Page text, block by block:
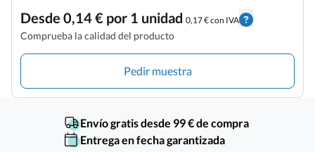
Desde 0,14 € por 1 unidad 0,17 € con IVA
Comprueba la calidad del producto
Pedir muestra
Envío gratis desde 99 € de compra
Entrega en fecha garantizada